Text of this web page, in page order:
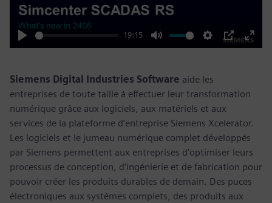
Play
19:15
Mute Settings
PIP
Enter
Siemens Digital Industries Software aide les
entreprises de toute taille à effectuer leur transformation
numérique grâce aux logiciels, aux matériels et aux
services de la plateforme d’entreprise Siemens Xcelerator.
Les logiciels et le jumeau numérique complet développés
par Siemens permettent aux entreprises d’optimiser leurs
processus de conception, d’ingénierie et de fabrication pour
pouvoir créer les produits durables de demain. Des puces
électroniques aux systèmes complets, des produits aux